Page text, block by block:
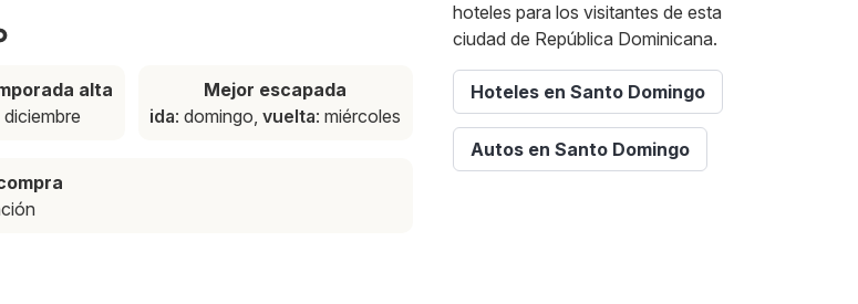
alta
diciembre
Mejor escapada
ida: domingo,vuelta: miércoles
hoteles para los visitantes de esta
ciudad de República Dominicana.
Hoteles en Santo Domingo
Autos en Santo Domingo